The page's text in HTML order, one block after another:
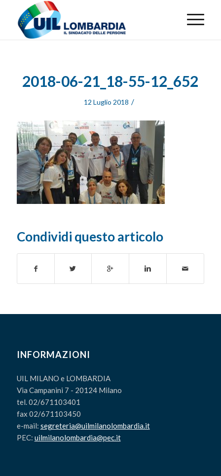
2018-06-21_18-55-12_652
12 Luglio 2018 /
Condividi questo articolo
INFORMAZIONI
UIL MILANO e LOMBARDIA
Via Campanini 7 - 20124 Milano
tel. 02/671103401
fax 02/671103450
e-mail: segreteria@uilmilanolombardia.it
PEC: uilmilanolombardia@pec.it